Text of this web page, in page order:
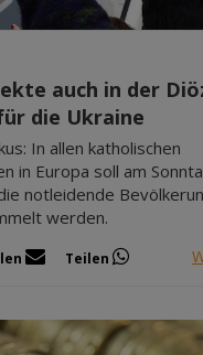
auch in der
die Ukraine
In allen katholischen
in Europa soll am
notleidende
werden.
Teilen